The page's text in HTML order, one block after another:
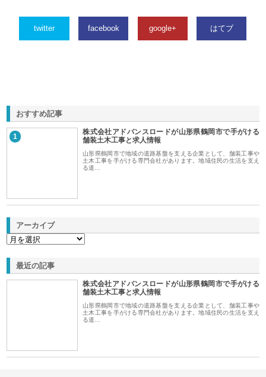
twitter facebook google+ はてブ
おすすめ記事
1
株式会社アドバンスロードが山形県鶴岡市で手がける
舗装土木工事と求人情報
山形県鶴岡市で地域の道路基盤を支える企業として、舗装工事や
土木工事を手がける専門会社があります。地域住民の生活を支え
る道…
アーカイブ
最近の記事
株式会社アドバンスロードが山形県鶴岡市で手がける
舗装土木工事と求人情報
山形県鶴岡市で地域の道路基盤を支える企業として、舗装工事や
土木工事を手がける専門会社があります。地域住民の生活を支え
る道…